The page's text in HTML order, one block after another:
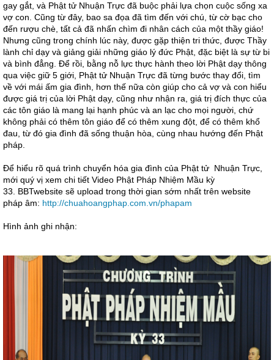
gay gắt, và Phật tử Nhuận Trực đã buộc phải lựa chọn cuộc sống xa
vợ con. Cũng từ đây, bao sa đọa đã tìm đến với chú, từ cờ bạc cho
đến rượu chè, tất cả đã nhấn chìm đi nhân cách của một thầy giáo!
Nhưng cũng trong chính lúc này, được gặp thiện tri thức, được Thầy
lành chỉ dạy và giảng giải những giáo lý đức Phật, đặc biệt là sự từ bi
và bình đẳng. Để rồi, bằng nỗ lực thực hành theo lời Phật dạy thông
qua việc giữ 5 giới, Phật tử Nhuận Trực đã từng bước thay đổi, tìm
về với mái ấm gia đình, hơn thế nữa còn giúp cho cả vợ và con hiểu
được giá trị của lời Phật dạy, cũng như nhận ra, giá trị đích thực của
các tôn giáo là mang lại hạnh phúc và an lạc cho mọi người, chứ
không phải có thêm tôn giáo để có thêm xung đột, để có thêm khổ
đau, từ đó gia đình đã sống thuận hòa, cùng nhau hướng đến Phật
pháp.
Để hiểu rõ quá trình chuyển hóa gia đình của Phật tử Nhuận Trực,
mới quý vị xem chi tiết Video Phật Pháp Nhiệm Mầu kỳ
33. BBTwebsite sẽ upload trong thời gian sớm nhất trên website
pháp âm: http://chuahoangphap.com.vn/phapam
Hình ảnh ghi nhận: